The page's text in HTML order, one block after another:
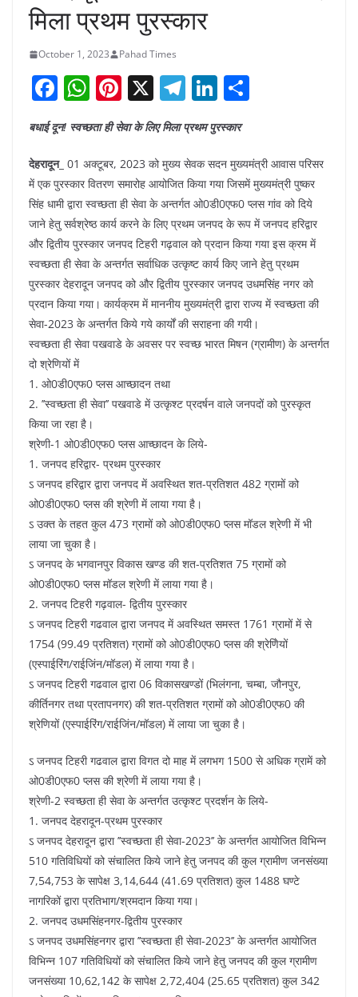
मिला प्रथम पुरस्कार
October 1, 2023 Pahad Times
F
c
e
b
o
o
k
W
at
s
A
p
p
Pi
nt
er
e
st
X T
e
gr
a
m
Li
k
e
dI
n
e
बधाई दून! स्वच्छता ही सेवा के लिए मिला प्रथम पुरस्कार
देहरादून_ 01 अक्टूबर, 2023 को मुख्य सेवक सदन मुख्यमंत्री आवास परिसर
में एक पुरस्कार वितरण समारोह आयोजित किया गया जिसमें मुख्यमंत्री पुष्कर
सिंह धामी द्वारा स्वच्छता ही सेवा के अन्तर्गत ओ0डी0एफ0 प्लस गांव को दिये
जाने हेतु सर्वश्रेष्ठ कार्य करने के लिए प्रथम जनपद के रूप में जनपद हरिद्वार
और द्वितीय पुरस्कार जनपद टिहरी गढ़वाल को प्रदान किया गया इस क्रम में
स्वच्छता ही सेवा के अन्तर्गत सर्वाधिक उत्कृष्ट कार्य किए जाने हेतु प्रथम
पुरस्कार देहरादून जनपद को और द्वितीय पुरस्कार जनपद उधमसिंह नगर को
प्रदान किया गया। कार्यक्रम में माननीय मुख्यमंत्री द्वारा राज्य में स्वच्छता की
सेवा-2023 के अन्तर्गत किये गये कार्यों की सराहना की गयी।
​स्वच्छता ही सेवा पखवाडे के अवसर पर स्वच्छ भारत मिषन (ग्रामीण) के अन्तर्गत
दो श्रेणियों में
1. ओ0डी0एफ0 प्लस आच्छादन तथा
2. ’’स्वच्छता ही सेवा’’ पखवाडे में उत्कृश्ट प्रदर्षन वाले जनपदों को पुरस्कृत
किया जा रहा है।
श्रेणी-1 ओ0डी0एफ0 प्लस आच्छादन के लिये-
1. जनपद हरिद्वार- प्रथम पुरस्कार
ऽ जनपद हरिद्वार द्वारा जनपद में अवस्थित शत-प्रतिशत 482 ग्रामों को
ओ0डी0एफ0 प्लस की श्रेणी में लाया गया है।
ऽ उक्त के तहत कुल 473 ग्रामों को ओ0डी0एफ0 प्लस मॉडल श्रेणी में भी
लाया जा चुका है।
ऽ जनपद के भगवानपुर विकास खण्ड की शत-प्रतिशत 75 ग्रामों को
ओ0डी0एफ0 प्लस मॉडल श्रेणी में लाया गया है।
2. जनपद टिहरी गढ़वाल- द्वितीय पुरस्कार
ऽ जनपद टिहरी गढवाल द्वारा जनपद में अवस्थित समस्त 1761 ग्रामों में से
1754 (99.49 प्रतिशत) ग्रामों को ओ0डी0एफ0 प्लस की श्रेणिेयों
(एस्पाईरिंग/राईजिंन/मॉडल) में लाया गया है।
ऽ जनपद टिहरी गढवाल द्वारा 06 विकासखण्डों (भिलंगना, चम्बा, जौनपुर,
कीर्तिनगर तथा प्रतापनगर) की शत-प्रतिशत ग्रामों को ओ0डी0एफ0 की
श्रेणियों (एस्पाईरिंग/राईजिंन/मॉडल) में लाया जा चुका है।
ऽ जनपद टिहरी गढवाल द्वारा विगत दो माह में लगभग 1500 से अधिक ग्रामें को
ओ0डी0एफ0 प्लस की श्रेणी में लाया गया है।
श्रेणी-2 स्वच्छता ही सेवा के अन्तर्गत उत्कृश्ट प्रदर्शन के लिये-
1. जनपद देहरादून-प्रथम पुरस्कार
ऽ जनपद देहरादून द्वारा ’’स्वच्छता ही सेवा-2023’’ के अन्तर्गत आयोजित विभिन्न
510 गतिविधियों को संचालित किये जाने हेतु जनपद की कुल ग्रामीण जनसंख्या
7,54,753 के सापेक्ष 3,14,644 (41.69 प्रतिशत) कुल 1488 घण्टे
नागरिकों द्वारा प्रतिभाग/श्रमदान किया गया।
2. जनपद उधमसिंहनगर-द्वितीय पुरस्कार
ऽ जनपद उधमसिंहनगर द्वारा ’’स्वच्छता ही सेवा-2023’’ के अन्तर्गत आयोजित
विभिन्न 107 गतिविधियों को संचालित किये जाने हेतु जनपद की कुल ग्रामीण
जनसंख्या 10,62,142 के सापेक्ष 2,72,404 (25.65 प्रतिशत) कुल 342